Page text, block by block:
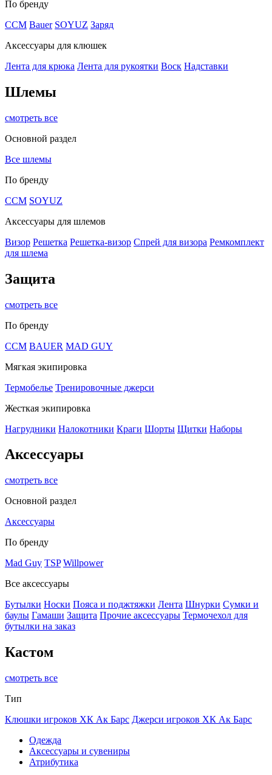
По бренду
CCM Bauer SOYUZ Заряд
Аксессуары для клюшек
Лента для крюка Лента для рукоятки Воск Надставки
Шлемы
смотреть все
Основной раздел
Все шлемы
По бренду
CCM SOYUZ
Аксессуары для шлемов
Визор Решетка Решетка-визор Спрей для визора Ремкомплект
для шлема
Защита
смотреть все
По бренду
CCM BAUER MAD GUY
Мягкая экипировка
Термобелье Тренировочные джерси
Жесткая экипировка
Нагрудники Налокотники Краги Шорты Щитки Наборы
Аксессуары
смотреть все
Основной раздел
Аксессуары
По бренду
Mad Guy TSP Willpower
Все аксессуары
Бутылки Носки Пояса и поджтяжки Лента Шнурки Сумки и
баулы Гамаши Защита Прочие аксессуары Термочехол для
бутылки на заказ
Кастом
смотреть все
Тип
Клюшки игроков ХК Ак Барс Джерси игроков ХК Ак Барс
Одежда
Аксессуары и сувениры
Атрибутика